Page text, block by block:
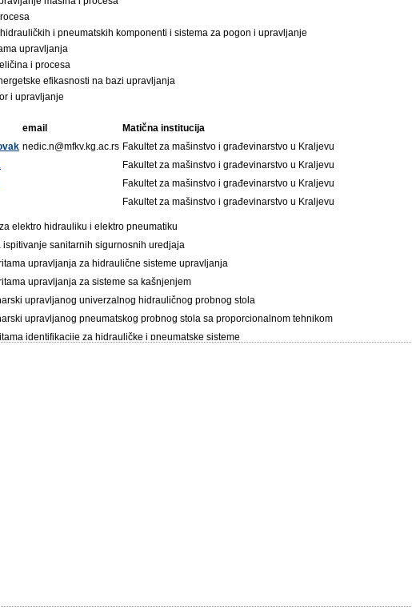
i pneumatskih komponenti i sistema za pogon i upravljanje
upravljanja
i procesa
efikasnosti na bazi upravljanja
i upravljanje
email
Matična institucija
nedic.n@mfkv.kg.ac.rs Fakultet za mašinstvo i građevinarstvo u Kraljevu
Fakultet za mašinstvo i građevinarstvo u Kraljevu
Fakultet za mašinstvo i građevinarstvo u Kraljevu
Fakultet za mašinstvo i građevinarstvo u Kraljevu
elektro hidrauliku i elektro pneumatiku
ispitivanje sanitarnih sigurnosnih uredjaja
upravljanja za hidraulične sisteme upravljanja
upravljanja za sisteme sa kašnjenjem
upravljanog univerzalnog hidrauličnog probnog stola
upravljanog pneumatskog probnog stola sa proporcionalnom tehnikom
identifikacije za hidrauličke i pneumatske sisteme
sigurnosnih uredjaja sanitarne opreme
i simulaciju dinamičkih sistema